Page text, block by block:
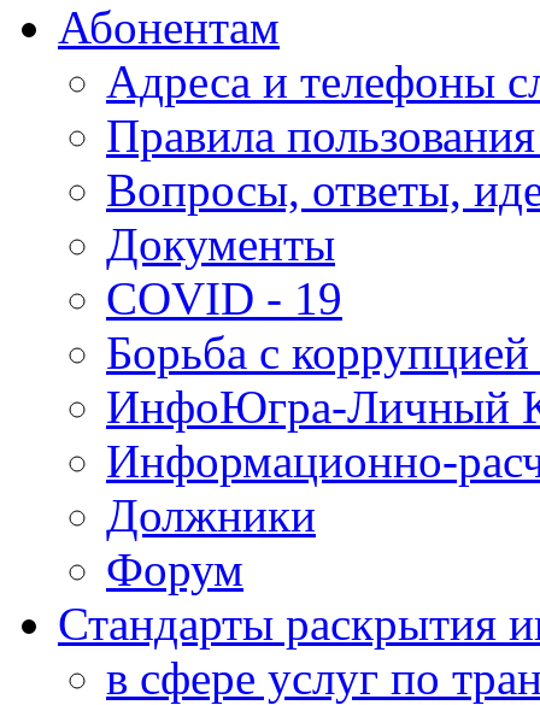
Абонентам
Адреса и телефоны
Правила
Вопросы, ответы,
Документы
COVID - 19
Борьба с
ИнфоЮгра-Личный
Информационно-
Должники
Форум
Стандарты раскрытия
в сфере услуг по